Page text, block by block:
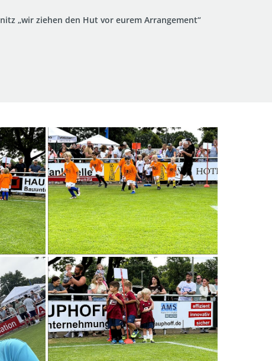
„wir ziehen den Hut vor eurem Arrangement“